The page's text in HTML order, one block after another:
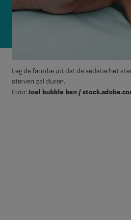
Leg de familie uit dat de sedatie het
sterven zal duren.
Foto: Joel bubble ben /